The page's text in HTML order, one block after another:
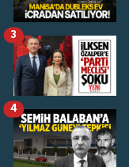
3
4